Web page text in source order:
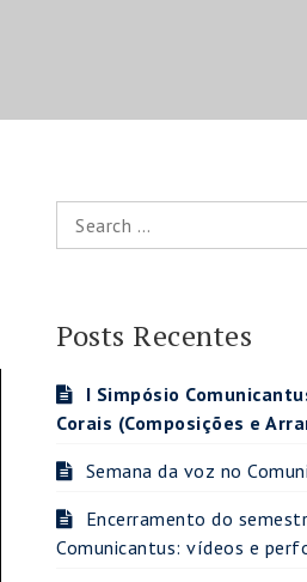
Search
for:
Posts Recentes
I Simpósio
Corais (Composições e
Semana da voz no
Encerramento do
Comunicantus: vídeos e